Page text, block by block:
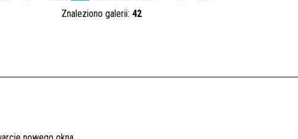
Znaleziono galerii: 42